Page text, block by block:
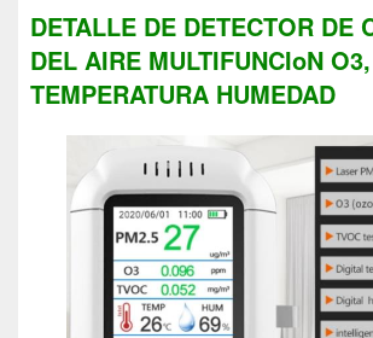
DETALLE DE DETECTOR DE
DEL AIRE MULTIFUNCIoN O3,
TEMPERATURA HUMEDAD